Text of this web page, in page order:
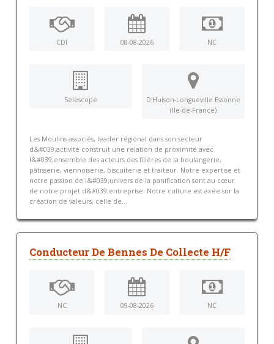
CDI 08-08-2026 NC
Selescope
D'Huison-Longueville Essonne
(Ile-de-France)
Les Moulins associés, leader régional dans son secteur
d&#039;activité construit une relation de proximité avec
l&#039;ensemble des acteurs des filières de la boulangerie,
pâtisserie, viennoiserie, biscuiterie et traiteur. Notre expertise et
notre passion de l&#039;univers de la panification sont au cœur
de notre projet d&#039;entreprise. Notre culture est axée sur la
création de valeurs, celle de...
Conducteur De Bennes De Collecte H/F
NC 09-08-2026 NC